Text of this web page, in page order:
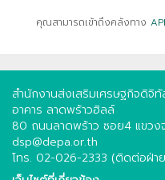
คุณสามารถเข้าถึงคลังทาง API
สำนักงานส่งเสริมเศรษฐกิจดิจิ
อาคาร ลาดพร้าวฮิลล์
80 ถนนลาดพร้าว ซอย4 แขว
dsp@depa.or.th
โทร. 02-026-2333 (ติดต่อฝ่า